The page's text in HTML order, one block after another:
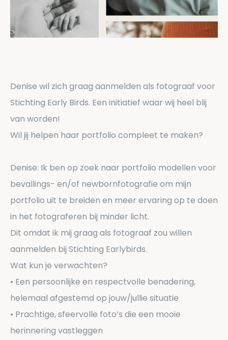
Denise wil zich graag aanmelden als fotograaf voor
Stichting Early Birds. Een initiatief waar wij heel blij
van worden!
Wil jij helpen haar portfolio compleet te maken?
Denise: Ik ben op zoek naar portfolio modellen voor
bevallings- en/of newbornfotografie om mijn
portfolio uit te breiden en meer ervaring op te doen
in het fotograferen bij minder licht.
Dit omdat ik mij graag als fotograaf zou willen
aanmelden bij Stichting Earlybirds.
Wat kun je verwachten?
• Een persoonlijke en respectvolle benadering,
helemaal afgestemd op jouw/jullie situatie
• Prachtige, sfeervolle foto’s die een mooie
herinnering vastleggen